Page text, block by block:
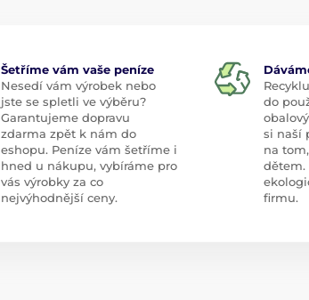
Šetříme vám vaše peníze
Nesedí vám výrobek nebo
jste se spletli ve výběru?
Garantujeme dopravu
zdarma zpět k nám do
eshopu. Peníze vám šetříme i
hned u nákupu, vybíráme pro
vás výrobky za co
nejvýhodnější ceny.
do
si naší
na
dětem.
firmu.